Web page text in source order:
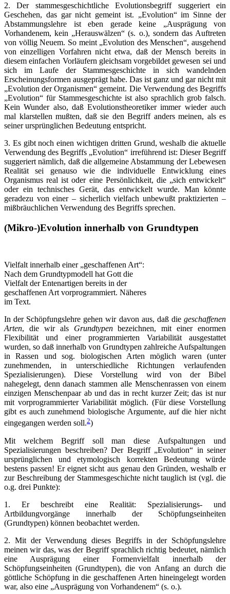
2. Der stammesgeschichtliche Evolutionsbegriff suggeriert ein
Geschehen, das gar nicht gemeint ist. „Evolution“ im Sinne der
Abstammungslehre ist eben gerade keine „Ausprägung von
Vorhandenem, kein „Herauswälzen“ (s. o.), sondern das Auftreten
von völlig Neuem. So meint „Evolution des Menschen“, ausgehend
von einzelligen Vorfahren nicht etwa, daß der Mensch bereits in
diesem einfachen Vorläufern gleichsam vorgebildet gewesen sei und
sich im Laufe der Stammesgeschichte in sich wandelnden
Erscheinungsformen ausgeprägt habe. Das ist ganz und gar nicht mit
„Evolution der Organismen“ gemeint. Die Verwendung des Begriffs
„Evolution“ für Stammesgeschichte ist also sprachlich grob falsch.
Kein Wunder also, daß Evolutionstheoretiker immer wieder auch
mal klarstellen mußten, daß sie den Begriff anders meinen, als es
seiner ursprünglichen Bedeutung entspricht.
3. Es gibt noch einen wichtigen dritten Grund, weshalb die aktuelle
Verwendung des Begriffs „Evolution“ irreführend ist: Dieser Begriff
suggeriert nämlich, daß die allgemeine Abstammung der Lebewesen
Realität sei genauso wie die individuelle Entwicklung eines
Organismus real ist oder eine Persönlichkeit, die „sich entwickelt“
oder ein technisches Gerät, das entwickelt wurde. Man könnte
geradezu von einer – sicherlich vielfach unbewußt praktizierten –
mißbräuchlichen Verwendung des Begriffs sprechen.
(Mikro-)Evolution innerhalb von Grundtypen
Vielfalt innerhalb einer „geschaffenen Art“:
Nach dem Grundtypmodell hat Gott die
Vielfalt der Entenartigen bereits in der
geschaffenen Art vorprogrammiert. Näheres
im Text.
In der Schöpfungslehre gehen wir davon aus, daß die geschaffenen
Arten, die wir als Grundtypenbezeichnen, mit einer enormen
Flexibilität und einer programmierten Variabilität ausgestattet
wurden, so daß innerhalb von Grundtypen zahlreiche Aufspaltungen
in Rassen und sog. biologischen Arten möglich waren (unter
zunehmenden, in unterschiedliche Richtungen verlaufenden
Spezialisierungen). Diese Vorstellung wird von der Bibel
nahegelegt, denn danach stammen alle Menschenrassen von einem
einzigen Menschenpaar ab und das in recht kurzer Zeit; das ist nur
mit vorprogrammierter Variabilität möglich. (Für diese Vorstellung
gibt es auch zunehmend biologische Argumente, auf die hier nicht
eingegangen werden soll.2)
Mit welchem Begriff soll man diese Aufspaltungen und
Spezialisierungen beschreiben? Der Begriff „Evolution“ in seiner
ursprünglichen und etymologisch korrekten Bedeutung würde
bestens passen! Er eignet sicht aus genau den Gründen, weshalb er
zur Beschreibung der Stammesgeschichte nicht tauglich ist (vgl. die
o.g. drei Punkte):
1. Er beschreibt eine Realität: Spezialisierungs- und
Artbildungvorgänge innerhalb der Schöpfungseinheiten
(Grundtypen) können beobachtet werden.
2. Mit der Verwendung dieses Begriffs in der Schöpfungslehre
meinen wir das, was der Begriff sprachlich richtig bedeutet, nämlich
eine Ausprägung einer Formenvielfalt innerhalb der
Schöpfungseinheiten (Grundtypen), die von Anfang an durch die
göttliche Schöpfung in die geschaffenen Arten hineingelegt worden
war, also eine „Ausprägung von Vorhandenem“ (s. o.).